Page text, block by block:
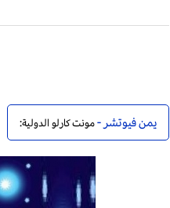
يمن فيوتشر -مونت كارلو الدولية: